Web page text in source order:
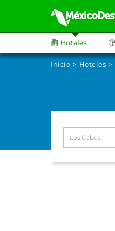
Hoteles
Inicio Hoteles